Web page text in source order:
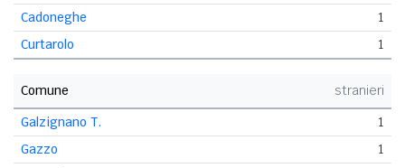
Cadoneghe
1
Curtarolo
1
Comune
stranieri
Galzignano T.
1
Gazzo
1